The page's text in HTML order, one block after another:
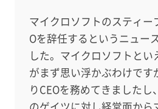
マイクロソフトのスティー
Oを辞任するというニュー
した。マイクロソフトとい
がまず思い浮かぶわけです
りCEOを務めてきました